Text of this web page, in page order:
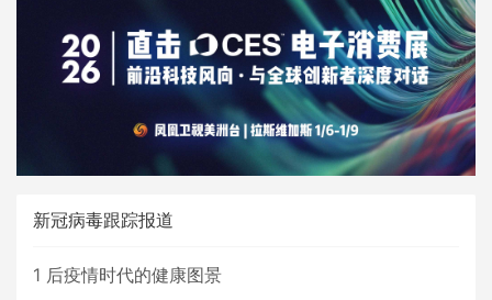
新冠病毒跟踪报道
1 后疫情时代的健康图景